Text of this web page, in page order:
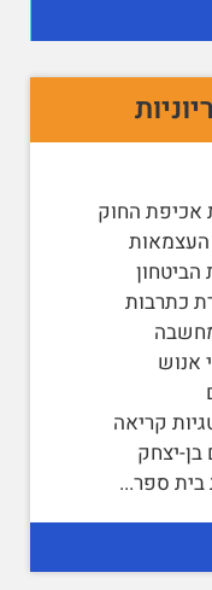
אכיפת החוק
העצמאות
הביטחון
כתרבות
מחשבה
אנוש
קריאה
בן-יצחק
בית ספר...